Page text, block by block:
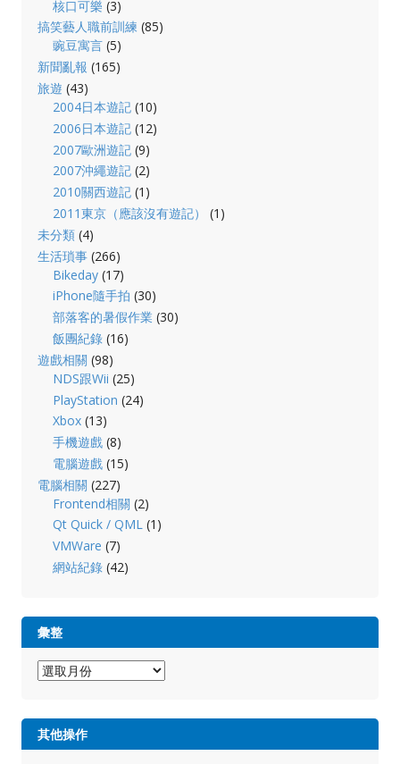
核口可樂 (3)
搞笑藝人職前訓練 (85)
豌豆寓言 (5)
新聞亂報 (165)
旅遊 (43)
2004日本遊記 (10)
2006日本遊記 (12)
2007歐洲遊記 (9)
2007沖繩遊記 (2)
2010關西遊記 (1)
2011東京（應該沒有遊記）
(1)
未分類(4)
生活瑣事(266)
Bikeday (17)
iPhone隨手拍 (30)
部落客的暑假作業 (30)
飯團紀錄 (16)
遊戲相關 (98)
NDS跟Wii (25)
PlayStation (24)
Xbox (13)
手機遊戲 (8)
電腦遊戲 (15)
電腦相關 (227)
Frontend相關 (2)
Qt Quick / QML (1)
VMWare (7)
網站紀錄 (42)
彙整
其他操作